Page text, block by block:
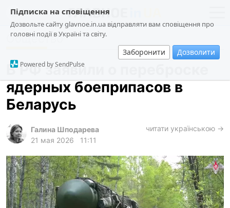
Підписка на сповіщення
Дозвольте сайту glavnoe.in.ua відправляти вам сповіщення про
головні події в Україні та світу.
Заборонити Дозволити
Powered by SendPulse
новости
о проекте
общество
происшествия
лонгриды
харьков
архив
Общество
В РФ заявили о переброске
ядерных боеприпасов в
Беларусь
Галина Шподарева
21 мая 2026
11:11
читати українською →